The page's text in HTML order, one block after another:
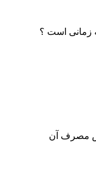
زمانی است ؟
مصرف آن